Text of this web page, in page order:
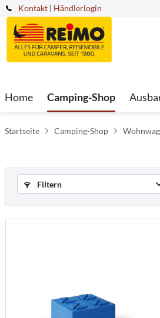
Kontakt | Händlerlogin
Home Camping-Shop
Startseite Camping-Shop
Filtern